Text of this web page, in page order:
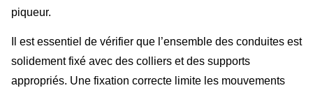
piqueur.
Il est essentiel de vérifier que l’ensemble des conduites est
solidement fixé avec des colliers et des supports
appropriés. Une fixation correcte limite les mouvements